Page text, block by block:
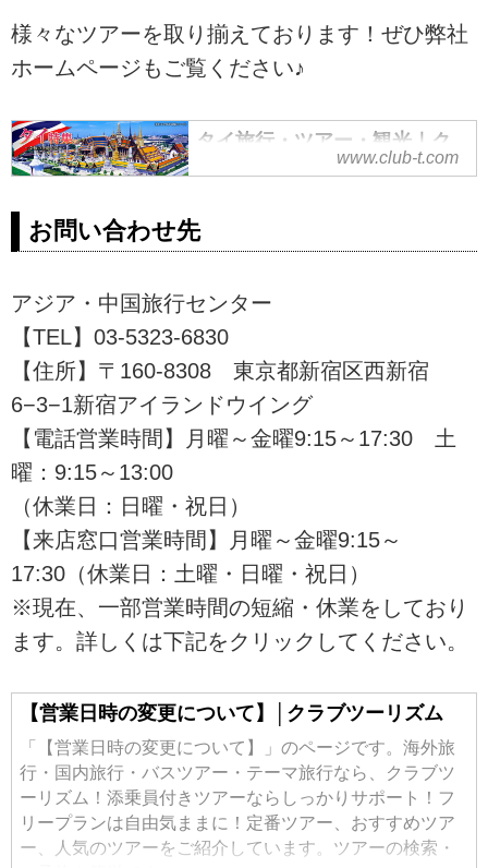
北部についてご案内させていただ
きます。タイへの渡航には難しい
日々が続きますが、ぜひ次のご旅
いです。
大な自然が見所のタイ東北部の観
光地についてご案内させていただ
自然・料理など魅力がたっぷり詰
まっているんです！タイへの渡航
だけると幸いです。
様々なツアーを取り揃えております！ぜひ弊社
ホームページもご覧ください♪
タイ旅行・ツアー・観光｜ク
ラブツーリズムにおまかせ！観
光・食事付が基本！添乗員同行ツ
ユタヤ、チェンマイ、スコタイ遺
り、カンチャナブリなど、豊富な
ツアーラインナップをご用意。ツ
アーの検索・ご予約も簡単。
www.club-t.com
お問い合わせ先
アジア・中国旅行センター
【TEL】03-5323-6830
【住所】〒160-8308 東京都新宿区西新宿
6−3−1新宿アイランドウイング
【電話営業時間】月曜～金曜9:15～17:30 土
曜：9:15～13:00
（休業日：日曜・祝日）
【来店窓口営業時間】月曜～金曜9:15～
17:30（休業日：土曜・日曜・祝日）
※現在、一部営業時間の短縮・休業をしており
ます。詳しくは下記をクリックしてください。
【営業日時の変更について】│クラブツーリズム
「【営業日時の変更について】」のページです。海外旅
行・国内旅行・バスツアー・テーマ旅行なら、クラブツ
ーリズム！添乗員付きツアーならしっかりサポート！フ
リープランは自由気ままに！定番ツアー、おすすめツア
ー、人気のツアーをご紹介しています。ツアーの検索・